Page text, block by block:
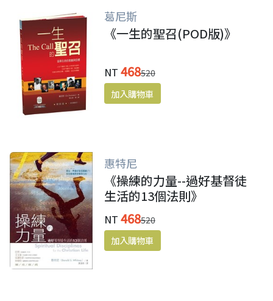
葛尼斯
《一生的聖召(POD版)》
NT 468520
惠特尼
《操練的力量--過好基督徒
生活的13個法則》
NT 468520